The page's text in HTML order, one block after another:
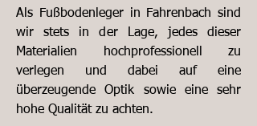
Als Fußbodenleger in Fahrenbach sind
wir stets in der Lage, jedes dieser
Materialien hochprofessionell zu
verlegen und dabei auf eine
überzeugende Optik sowie eine sehr
hohe Qualität zu achten.